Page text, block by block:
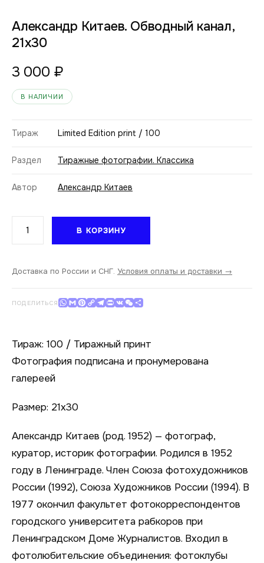
Александр Китаев. Обводный канал,
21х30
3 000 ₽
В НАЛИЧИИ
Тираж Limited Edition print / 100
Раздел Тиражные фотографии. Классика
Автор Александр Китаев
товара
Александр
Обводный
В КОРЗИНУ
Доставка по России и СНГ. Условия оплаты и доставки →
ПОДЕЛИТЬСЯ WhatsApp
Gmail
Pinterest
Copy LinkTelegram
Print
VKWeChat
Тираж: 100 / Тиражный принт
Фотография подписана и пронумерована
галереей
Размер: 21х30
Александр Китаев (род. 1952) — фотограф,
куратор, историк фотографии. Родился в 1952
году в Ленинграде. Член Союза фотохудожников
России (1992), Союза Художников России (1994). В
1977 окончил факультет фотокорреспондентов
городского университета рабкоров при
Ленинградском Доме Журналистов. Входил в
фотолюбительские объединения: фотоклубы